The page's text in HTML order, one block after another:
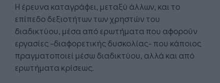
Η έρευνα καταγράφει, μεταξύ άλλων, και το
επίπεδο δεξιοτήτων των χρηστών του
διαδικτύου, μέσα από ερωτήματα που αφορούν
εργασίες -διαφορετικής δυσκολίας- που κάποιος
πραγματοποιεί μέσω διαδικτύου, αλλά και από
ερωτήματα κρίσεως.